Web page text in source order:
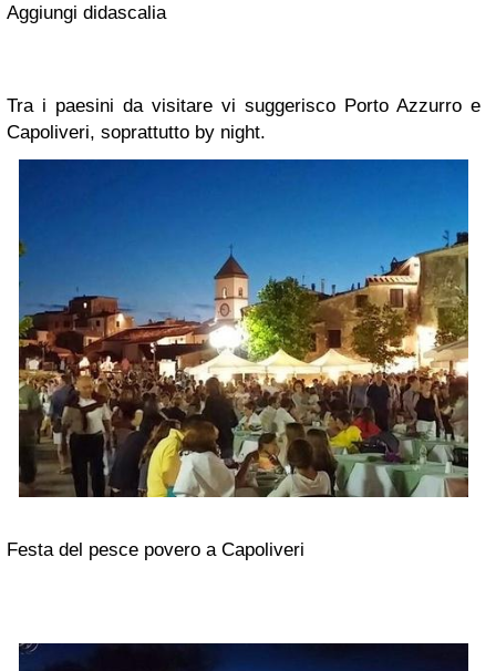
Aggiungi didascalia
Tra i paesini da visitare vi suggerisco Porto Azzurro e
Capoliveri, soprattutto by night.
Festa del pesce povero a Capoliveri